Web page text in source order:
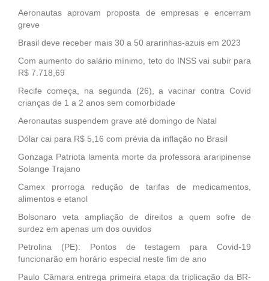
Aeronautas aprovam proposta de empresas e encerram
greve
Brasil deve receber mais 30 a 50 ararinhas-azuis em 2023
Com aumento do salário mínimo, teto do INSS vai subir para
R$ 7.718,69
Recife começa, na segunda (26), a vacinar contra Covid
crianças de 1 a 2 anos sem comorbidade
Aeronautas suspendem grave até domingo de Natal
Dólar cai para R$ 5,16 com prévia da inflação no Brasil
Gonzaga Patriota lamenta morte da professora araripinense
Solange Trajano
Camex prorroga redução de tarifas de medicamentos,
alimentos e etanol
Bolsonaro veta ampliação de direitos a quem sofre de
surdez em apenas um dos ouvidos
Petrolina (PE): Pontos de testagem para Covid-19
funcionarão em horário especial neste fim de ano
Paulo Câmara entrega primeira etapa da triplicação da BR-